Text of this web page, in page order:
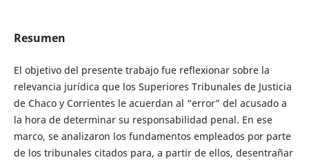
Resumen
El objetivo del presente trabajo fue reflexionar sobre la
relevancia jurídica que los Superiores Tribunales de Justicia
de Chaco y Corrientes le acuerdan al “error” del acusado a
la hora de determinar su responsabilidad penal. En ese
marco, se analizaron los fundamentos empleados por parte
de los tribunales citados para, a partir de ellos, desentrañar